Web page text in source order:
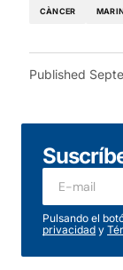
CÀNCER
Published
Pulsando el
privacidad y